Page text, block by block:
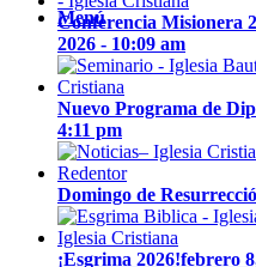
Menú
Conferencia Misionera
2026 - 10:09 am
Nuevo Programa de
4:11 pm
Domingo de
¡Esgrima 2026!febrero